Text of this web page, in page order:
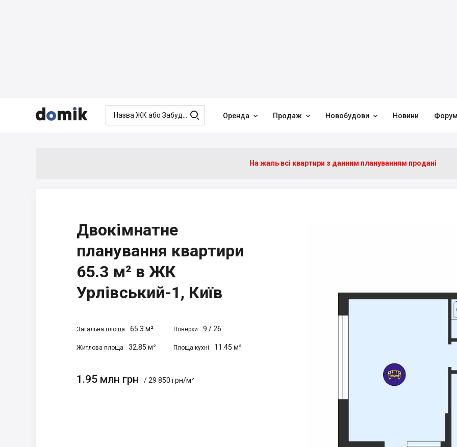


  Оренда  Продаж  Новобудови  Новини
На жаль всі квартири з данним плануванням продані
Двокімнатне
планування квартири
65.3 м² в ЖК
Урлівський-1, Київ
Загальна площа 65.3 м² Поверхи 9 /26
Житлова площа 32.85 м² Площа кухні 11.45 м²
1.95 млн грн / 29 850 грн/м²